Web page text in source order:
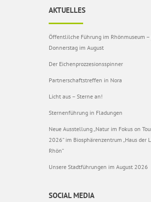
AKTUELLES
Öffentlilche Führung im Rhönmuseum –
Donnerstag im August
Der Eichenprozzesionsspinner
Partnerschaftstreffen in Nora
Licht aus – Sterne an!
Sternenführung in Fladungen
Neue Ausstellung „Natur im Fokus on
2026“ im Biosphärenzentrum „Haus der
Rhön“
Unsere Stadtführungen im August 2026
SOCIAL MEDIA